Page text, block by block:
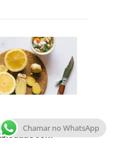
sem
Chamar no WhatsApp